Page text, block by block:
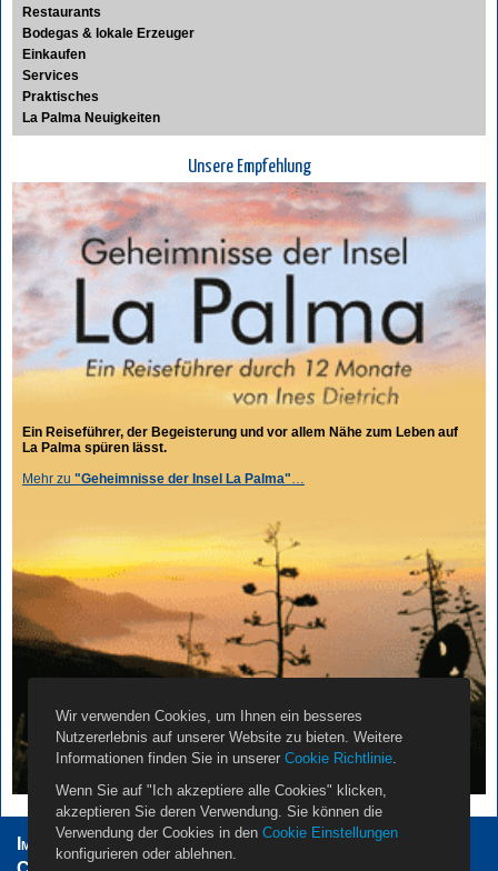
Restaurants
Bodegas & lokale Erzeuger
Einkaufen
Services
Praktisches
La Palma Neuigkeiten
Unsere Empfehlung
Ein Reiseführer, der Begeisterung und vor allem Nähe zum Leben auf
La Palma spüren lässt.
Mehr zu "Geheimnisse der Insel La Palma"…
Impressum AGB
Datenschutzerklärung
Wir verwenden Cookies, um Ihnen ein besseres
Nutzererlebnis auf unserer Website zu bieten. Weitere
Informationen finden Sie in unserer Cookie Richtlinie.
Wenn Sie auf "Ich akzeptiere alle Cookies" klicken,
akzeptieren Sie deren Verwendung. Sie können die
Verwendung der Cookies in den Cookie Einstellungen
konfigurieren oder ablehnen.